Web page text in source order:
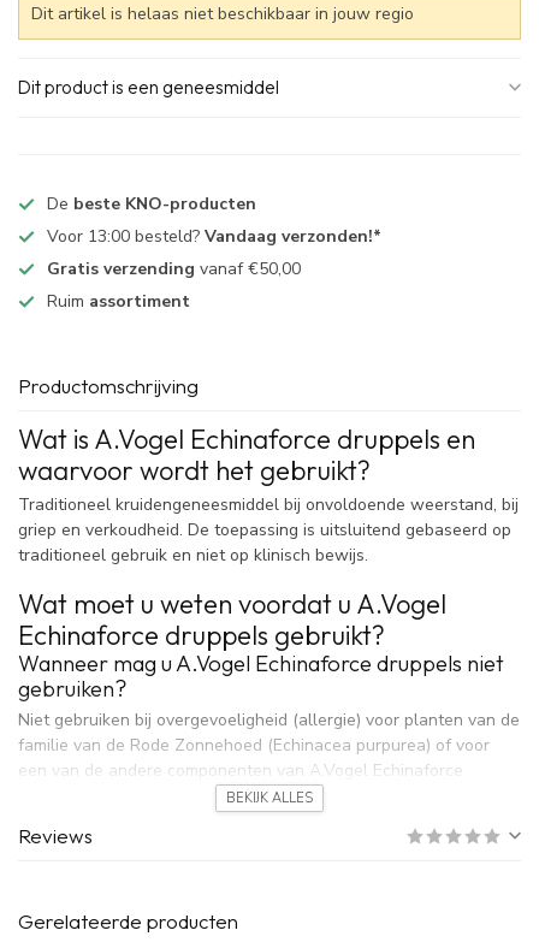
Dit artikel is helaas niet beschikbaar in jouw regio
Dit product is een geneesmiddel
De beste KNO-producten
Voor 13:00 besteld? Vandaag verzonden!*
Gratis verzending vanaf €50,00
Ruim assortiment
Productomschrijving
Wat is A.Vogel Echinaforce druppels en
waarvoor wordt het gebruikt?
Traditioneel kruidengeneesmiddel bij onvoldoende weerstand, bij
griep en verkoudheid. De toepassing is uitsluitend gebaseerd op
traditioneel gebruik en niet op klinisch bewijs.
Wat moet u weten voordat u A.Vogel
Echinaforce druppels gebruikt?
Wanneer mag u A.Vogel Echinaforce druppels niet
gebruiken?
Niet gebruiken bij overgevoeligheid (allergie) voor planten van de
familie van de Rode Zonnehoed (Echinacea purpurea) of voor
een van de andere componenten van A.Vogel Echinaforce
Vanwege het alcoholgehalte wordt dit product afgeraden bij
Wanneer moet u extra voorzichtig zijn met A.Vogel
Echinaforce druppels?
BEKIJK ALLES
Reviews
Gerelateerde producten